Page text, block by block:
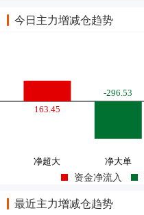
今日主力增减仓趋势
资金净流入
最近主力增减仓趋势